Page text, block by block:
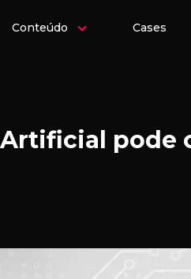
Conteúdo Cases
pode